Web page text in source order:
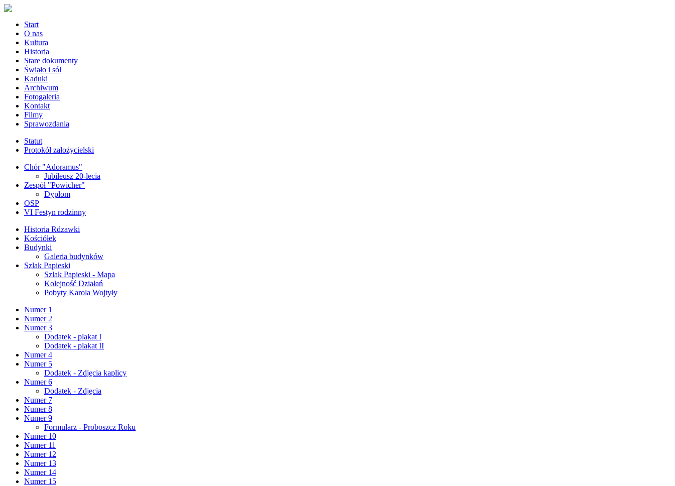
Start
O nas
Kultura
Historia
Stare dokumenty
Świało i sól
Kaduki
Archiwum
Fotogaleria
Kontakt
Filmy
Sprawozdania
Statut
Protokół założycielski
Chór "Adoramus"
Jubileusz 20-lecia
Zespół "Powicher"
Dyplom
OSP
VI Festyn rodzinny
Historia Rdzawki
Kościółek
Budynki
Galeria budynków
Szlak Papieski
Szlak Papieski - Mapa
Kolejność Działań
Pobyty Karola Wojtyły
Numer 1
Numer 2
Numer 3
Dodatek - plakat I
Dodatek - plakat II
Numer 4
Numer 5
Dodatek - Zdjęcia kaplicy
Numer 6
Dodatek - Zdjęcia
Numer 7
Numer 8
Numer 9
Formularz - Proboszcz Roku
Numer 10
Numer 11
Numer 12
Numer 13
Numer 14
Numer 15